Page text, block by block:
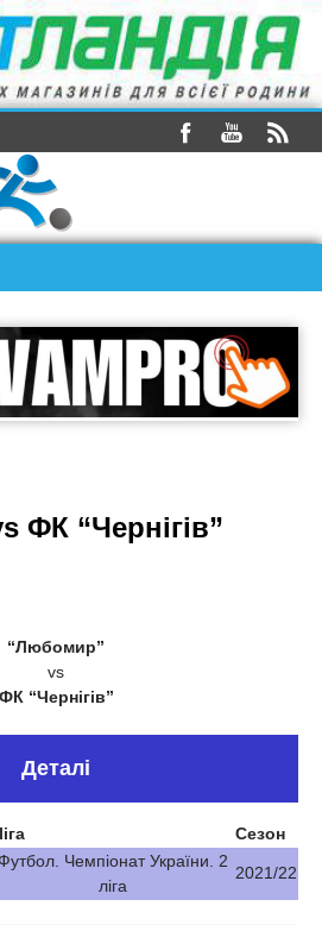
ФК “Чернігів”
“Любомир”
vs
ФК “Чернігів”
Деталі
Сезон
Чемпіонат України. 2
ліга
2021/22